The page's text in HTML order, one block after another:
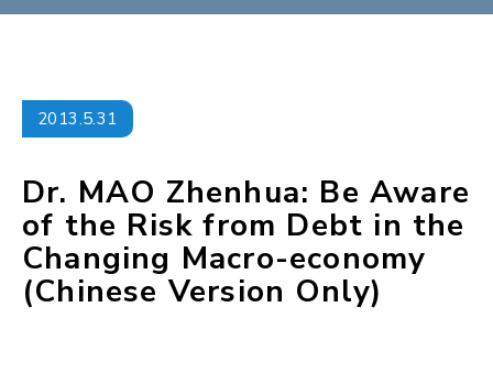
2013.5.31
Dr. MAO Zhenhua: Be Aware
of the Risk from Debt in the
Changing Macro-economy
(Chinese Version Only)